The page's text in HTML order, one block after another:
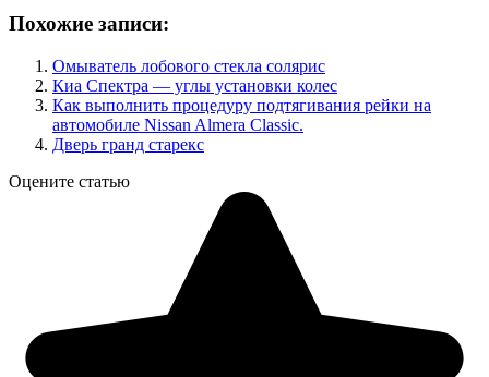
Похожие записи:
Омыватель лобового стекла солярис
Киа Спектра — углы установки колес
Как выполнить процедуру подтягивания рейки на
автомобиле Nissan Almera Classic.
Дверь гранд старекс
Оцените статью